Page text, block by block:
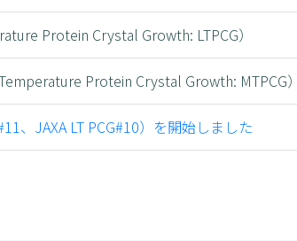
Protein Crystal Growth: LTPCG）
Protein Crystal Growth: MTPCG
、JAXA LT PCG#10）を開始しました